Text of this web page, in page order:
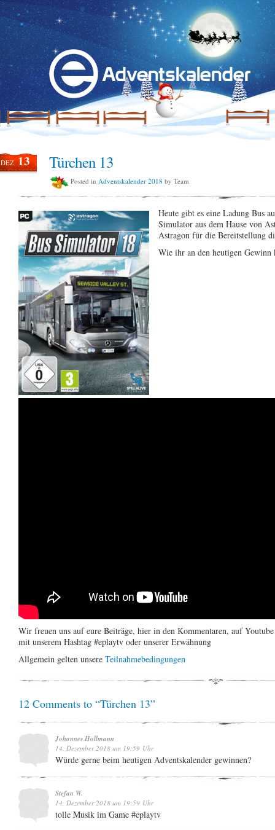
DEZ.13 Türchen 13
Posted in Adventskalender 2018 by Team
Heute gibt es eine Ladung Bus
Simulator aus dem Hause von
Astragon für die Bereitstellung
Wie ihr an den heutigen
Wir freuen uns auf eure Beiträge, hier in den Kommentaren, auf
mit unserem Hashtag #eplaytv oder unserer Erwähnung
Allgemein gelten unsere Teilnahmebedingungen
12 Comments to “Türchen 13”
Johannes Hollmann
14. Dezember 2018 um 19:59 Uhr
Würde gerne beim heutigen Adventskalender gewinnen?
Stefan W.
14. Dezember 2018 um 19:59 Uhr
tolle Musik im Game #eplaytv